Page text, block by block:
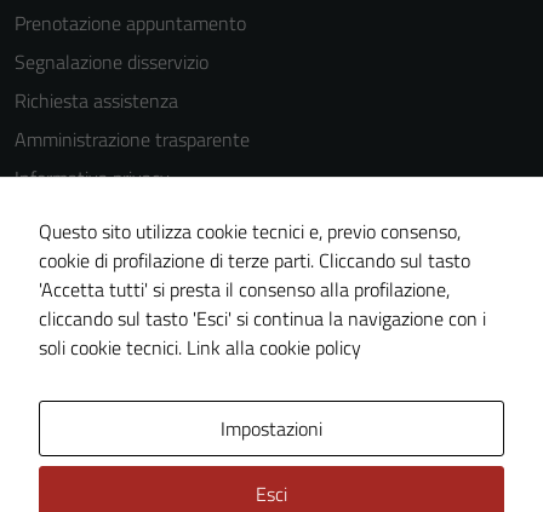
Prenotazione appuntamento
Segnalazione disservizio
Richiesta assistenza
Amministrazione trasparente
Informativa privacy
Cookie Policy
Note legali
Dichiarazione di accessibilità
Piano di miglioramento del sito
Questo sito utilizza cookie tecnici e, previo consenso,
cookie di profilazione di terze parti. Cliccando sul tasto
'Accetta tutti' si presta il consenso alla profilazione,
cliccando sul tasto 'Esci' si continua la navigazione con i
soli cookie tecnici. Link alla cookie policy
Impostazioni
Esci